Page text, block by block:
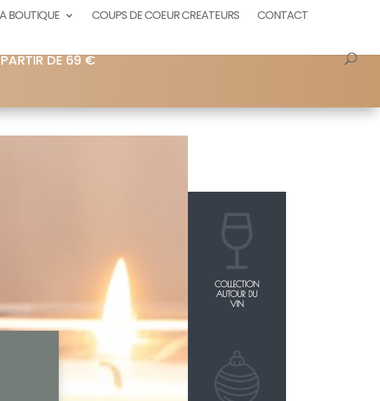
BOUTIQUE COUPS DE COEUR CREATEURS
CONTACT
PARTIR DE 69 €
COLLECTION
AUTOUR DU
VIN